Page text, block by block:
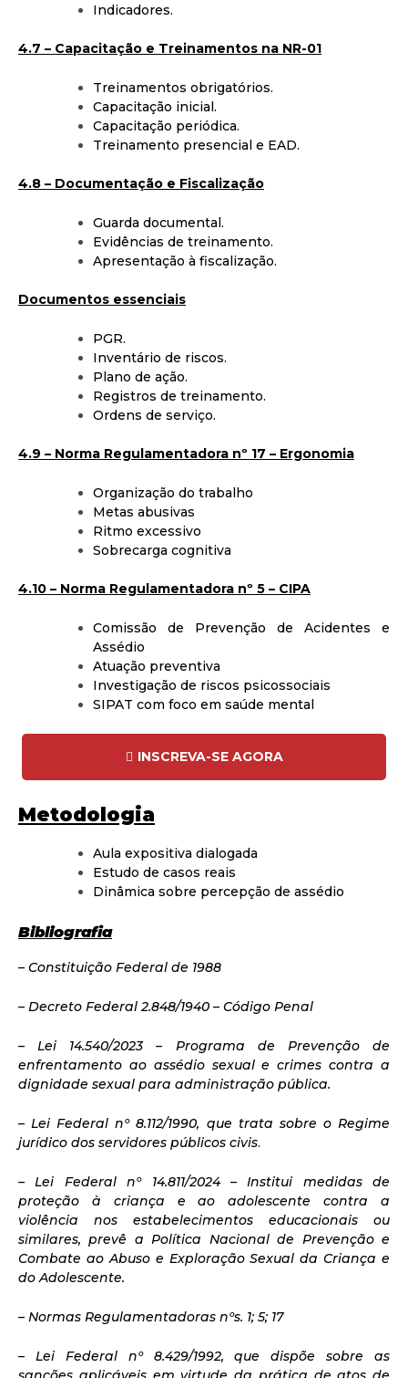
Indicadores.
4.7 – Capacitação e Treinamentos na NR-01
Treinamentos obrigatórios.
Capacitação inicial.
Capacitação periódica.
Treinamento presencial e EAD.
4.8 – Documentação e Fiscalização
Guarda documental.
Evidências de treinamento.
Apresentação à fiscalização.
Documentos essenciais
PGR.
Inventário de riscos.
Plano de ação.
Registros de treinamento.
Ordens de serviço.
4.9 – Norma Regulamentadora nº 17 – Ergonomia
Organização do trabalho
Metas abusivas
Ritmo excessivo
Sobrecarga cognitiva
4.10 – Norma Regulamentadora nº 5 – CIPA
Comissão de Prevenção de Acidentes e
Assédio
Atuação preventiva
Investigação de riscos psicossociais
SIPAT com foco em saúde mental
INSCREVA-SE AGORA
Metodologia
Aula expositiva dialogada
Estudo de casos reais
Dinâmica sobre percepção de assédio
Bibliografia
– Constituição Federal de 1988
– Decreto Federal 2.848/1940 – Código Penal
– Lei 14.540/2023 – Programa de Prevenção de
enfrentamento ao assédio sexual e crimes contra a
dignidade sexual para administração pública.
–Lei Federal nº 8.112/1990, que trata sobre o Regime
jurídico dos servidores públicos civis.
– Lei Federal nº 14.811/2024 –Institui medidas de
proteção à criança e ao adolescente contra a
violência nos estabelecimentos educacionais ou
similares, prevê a Política Nacional de Prevenção e
Combate ao Abuso e Exploração Sexual da Criança e
do Adolescente.
– Normas Regulamentadoras nºs. 1; 5; 17
– Lei Federal nº 8.429/1992, que dispõe sobre as